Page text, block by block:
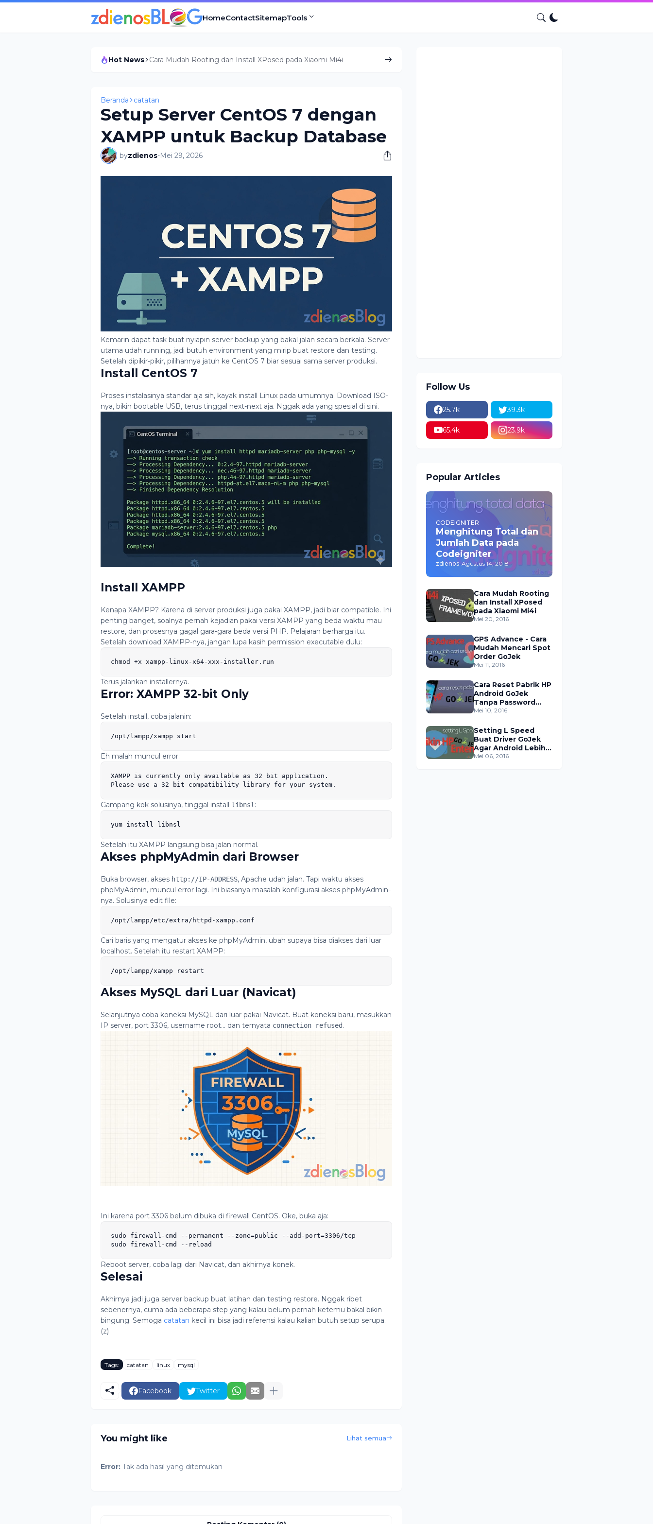
HomeContactSitemapTools
Hot News Cara Mudah Rooting dan Install XPosed pada Xiaomi Mi4i
Beranda catatan
Setup Server CentOS 7 dengan
XAMPP untuk Backup Database
byzdienos-Mei 29, 2026
Kemarin dapat task buat nyiapin server backup yang bakal jalan secara berkala. Server
utama udah running, jadi butuh environment yang mirip buat restore dan testing.
Setelah dipikir-pikir, pilihannya jatuh ke CentOS 7 biar sesuai sama server produksi.
Install CentOS 7
Proses instalasinya standar aja sih, kayak install Linux pada umumnya. Download ISO-
nya, bikin bootable USB, terus tinggal next-next aja. Nggak ada yang spesial di sini.
Install XAMPP
Kenapa XAMPP? Karena di server produksi juga pakai XAMPP, jadi biar compatible. Ini
penting banget, soalnya pernah kejadian pakai versi XAMPP yang beda waktu mau
restore, dan prosesnya gagal gara-gara beda versi PHP. Pelajaran berharga itu.
Setelah download XAMPP-nya, jangan lupa kasih permission executable dulu:
chmod +x xampp-linux-x64-xxx-installer.run
Terus jalankan installernya.
Error: XAMPP 32-bit Only
Setelah install, coba jalanin:
/opt/lampp/xampp start
Eh malah muncul error:
XAMPP is currently only available as 32 bit application.
Please use a 32 bit compatibility library for your system.
Gampang kok solusinya, tinggal install libnsl :
yum install libnsl
Setelah itu XAMPP langsung bisa jalan normal.
Akses phpMyAdmin dari Browser
Buka browser, akses http://IP-ADDRESS, Apache udah jalan. Tapi waktu akses
phpMyAdmin, muncul error lagi. Ini biasanya masalah konfigurasi akses phpMyAdmin-
nya. Solusinya edit file:
/opt/lampp/etc/extra/httpd-xampp.conf
Cari baris yang mengatur akses ke phpMyAdmin, ubah supaya bisa diakses dari luar
localhost. Setelah itu restart XAMPP:
/opt/lampp/xampp restart
Akses MySQL dari Luar (Navicat)
Selanjutnya coba koneksi MySQL dari luar pakai Navicat. Buat koneksi baru, masukkan
IP server, port 3306, username root... dan ternyata connection refused.
Ini karena port 3306 belum dibuka di firewall CentOS. Oke, buka aja:
sudo firewall-cmd --permanent --zone=public --add-port=3306/tcp
sudo firewall-cmd --reload
Reboot server, coba lagi dari Navicat, dan akhirnya konek.
Selesai
Akhirnya jadi juga server backup buat latihan dan testing restore. Nggak ribet
sebenernya, cuma ada beberapa step yang kalau belum pernah ketemu bakal bikin
bingung. Semoga catatan kecil ini bisa jadi referensi kalau kalian butuh setup serupa.
(z)
Tags: catatan linux mysql
Facebook Twitter
You might like Lihat semua
Error: Tak ada hasil yang ditemukan
Follow Us
25.7k 39.3k
65.4k 23.9k
Popular Articles
CODEIGNITER
Menghitung Total dan
Jumlah Data pada
Codeigniter
zdienos-Agustus 14, 2018
Cara Mudah Rooting
dan Install XPosed
pada Xiaomi Mi4i
Mei 20, 2016
GPS Advance - Cara
Mudah Mencari Spot
Order GoJek
Mei 11, 2016
Cara Reset Pabrik HP
Android GoJek
Tanpa Password
Google
Mei 10, 2016
Setting L Speed
Buat Driver GoJek
Agar Android Lebih
Enteng
Mei 06, 2016